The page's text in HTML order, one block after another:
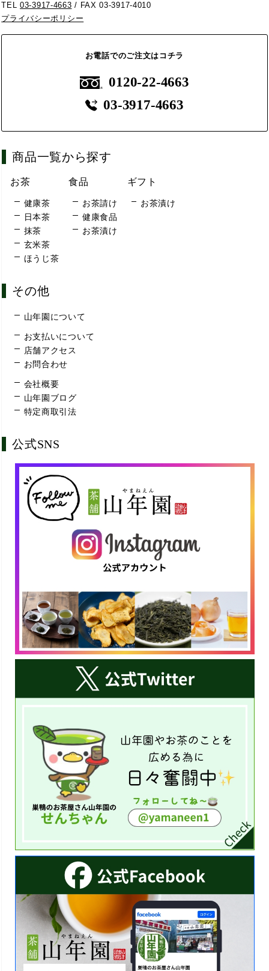
TEL03-3917-4663 / FAX 03-3917-4010
プライバシーポリシー
お電話でのご注文はコチラ
0120-22-4663
03-3917-4663
商品一覧から探す
お茶
健康茶
日本茶
抹茶
玄米茶
ほうじ茶
食品
お茶請け
健康食品
お茶漬け
ギフト
お茶漬け
その他
山年園について
お支払いについて
店舗アクセス
お問合わせ
会社概要
山年園ブログ
特定商取引法
公式SNS